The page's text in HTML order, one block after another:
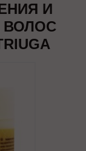
И
ВОЛОС